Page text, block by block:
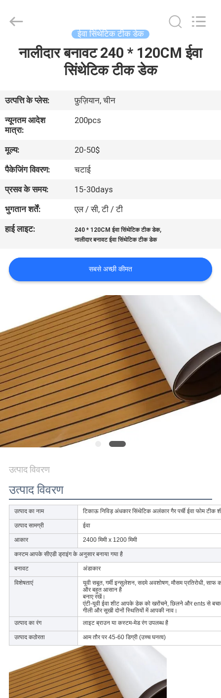
वीडियो
हमारे
बारे
में
कारखाना
भ्रमण
गुणवत्ता
नियंत्रण
करें
समाचार
एक
उद्धरण
का
अनुरोध
करें
साइटमैप
PRIVACY
POLICY
Co.,Ltd.
ईवा सिंथेटिक टीक डेक
नालीदार बनावट 240 * 120CM ईवा
सिंथेटिक टीक डेक
उत्पत्ति के प्लेस:
फ़ुज़ियान, चीन
न्यूनतम आदेश
मात्रा:
200pcs
मूल्य:
20-50$
पैकेजिंग विवरण:
चटाई
प्रसव के समय:
15-30days
भुगतान शर्तें:
एल / सी, टी / टी
हाई लाइट:
240 * 120CM ईवा सिंथेटिक टीक डेक,
नालीदार बनावट ईवा सिंथेटिक टीक डेक
सबसे अच्छी कीमत
उत्पाद विवरण
उत्पाद विवरण
उत्पाद का नाम टिकाऊ निविड़ अंधकार सिंथेटिक अलंकार गैर पर्ची ईवा फोम टीक
उत्पाद सामग्री ईवा
आकार 2400 मिमी x 1200 मिमी
कस्टम आपके सीएडी ड्राइंग के अनुसार बनाया गया है
बनावट अंडाकार
विशेषताएं
यूवी सबूत, गर्मी इन्सुलेशन, सदमे अवशोषण, मौसम प्रतिरोधी,
और बहुत आसान है
बनाए रखें।
एंटी-यूवी ईवा शीट आपके डेक को खरोंचने, छिलने और ents से
गीली और सूखी दोनों स्थितियों में आपकी नाव।
उत्पाद का रंग
लाइट ब्राउन या कस्टम-मेड रंग उपलब्ध है
उत्पाद कठोरता आम तौर पर 45-60 डिग्री (उच्च घनत्व)